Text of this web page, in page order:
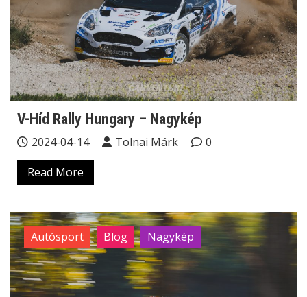
V-Híd Rally Hungary – Nagykép
2024-04-14 Tolnai Márk
0
Read More
Autósport Blog Nagykép